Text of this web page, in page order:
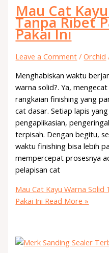
Mau Cat
Tanpa Ribet
Pakai Ini
Leave a Comment /Orchid
Menghabiskan waktu
warna solid?. Ya,
rangkaian finishing yang
cat dasar. Setiap lapis
pengaplikasian,
terpisah. Dengan begitu,
waktu finishing bisa lebih
mempercepat prosesnya
pelapisan cat
Mau Cat Kayu Warna Solid
Pakai Ini Read More »